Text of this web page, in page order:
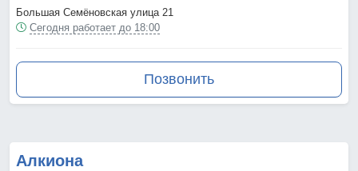
Большая Семёновская улица 21
Сегодня работает до 18:00
Позвонить
Алкиона